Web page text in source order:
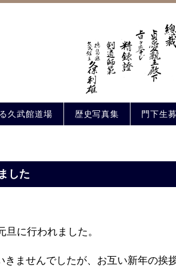
久武館道場 歴史写真集 門下生
した
に行われました。
ませんでしたが、お互い新年の挨